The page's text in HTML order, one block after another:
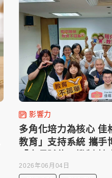
影響力
多角化培力為核心 佳
教育」支持系統 攜手
2026年06月04日